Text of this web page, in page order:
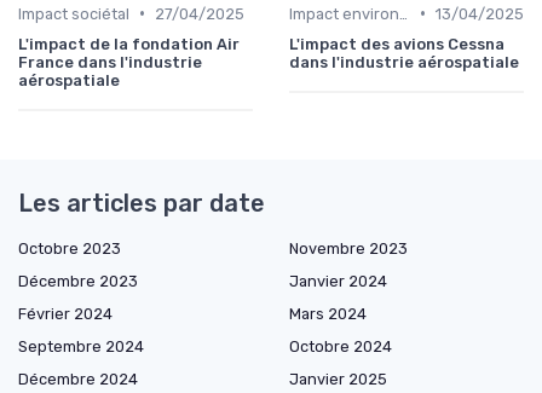
Impact sociétal •
27/04/2025
L'impact de la fondation Air
France dans l'industrie
aérospatiale
• 13/04/2025
L'impact des avions Cessna
dans l'industrie aérospatiale
Les articles par date
Octobre 2023
Novembre 2023
Décembre 2023
Janvier 2024
Février 2024
Mars 2024
Septembre 2024
Octobre 2024
Décembre 2024
Janvier 2025